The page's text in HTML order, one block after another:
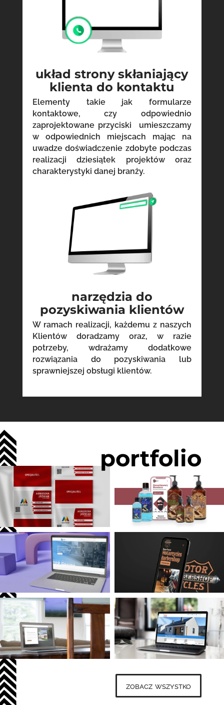
układ strony skłaniający
klienta do kontaktu
Elementy takie jak formularze
kontaktowe, czy odpowiednio
zaprojektowane przyciski umieszczamy
w odpowiednich miejscach mając na
uwadze doświadczenie zdobyte podczas
realizacji dziesiątek projektów oraz
charakterystyki danej branży.
narzędzia do
pozyskiwania klientów
W ramach realizacji, każdemu z naszych
Klientów doradzamy oraz, w razie
potrzeby, wdrażamy dodatkowe
rozwiązania do pozyskiwania lub
sprawniejszej obsługi klientów.
portfolio
zobacz wszystko